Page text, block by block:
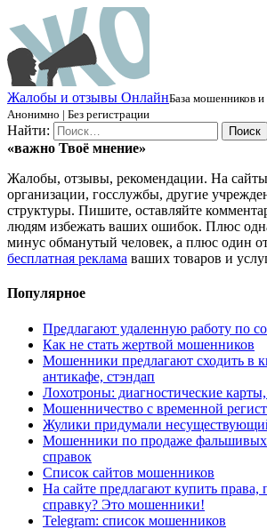
Жалобы и отзывы ОнлайнБаза мошенников и
Анонимно | Без регистрации
Найти:
«важно Твоё мнение»
Жалобы, отзывы, рекомендации. На
организации, госслужбы, другие
структуры. Пишите, оставляйте
людям избежать ваших ошибок. Плюс
минус обманутый человек, а плюс один
бесплатная реклама ваших товаров и
Популярное
Предлагают удаленную работу по
Как не стать жертвой мошенников
Мошенники предлагают сходить в
антикафе, стэндап
Лохотроны: диагностические
Мошенничество с временной
Жулики придумали
Мошенники по продаже
справок
Список сайтов мошенников
На сайте предлагают купить права,
справку? Это мошенники!
Telegram: список мошенников